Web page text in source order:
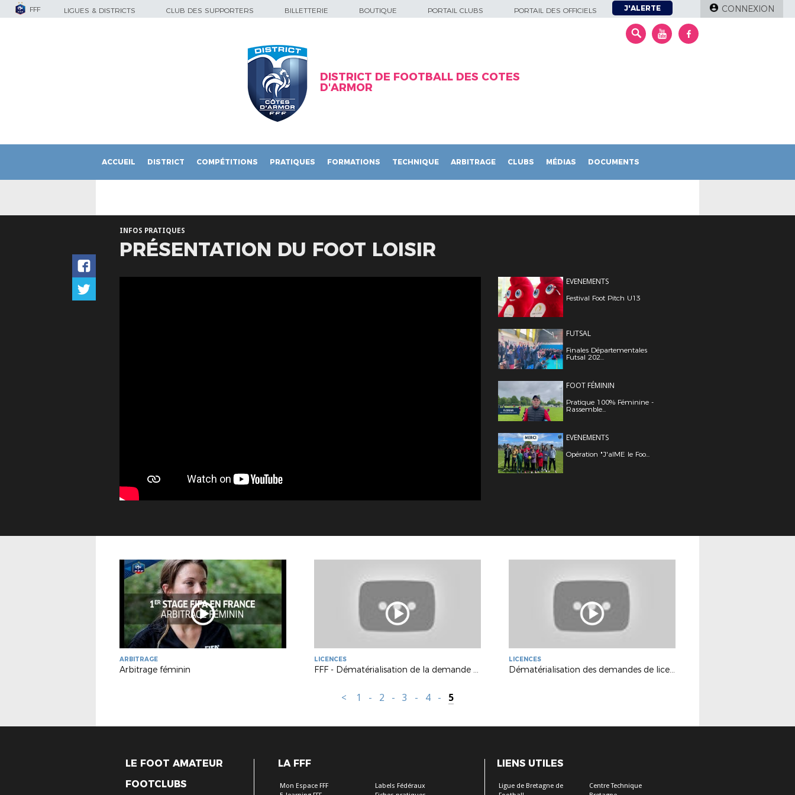
FFF LIGUES & DISTRICTS CLUB DES SUPPORTERS BILLETTERIE BOUTIQUE PORTAIL CLUBS PORTAIL DES OFFICIELS J'ALERTE CONNEXION
DISTRICT DE FOOTBALL DES COTES
D'ARMOR
ACCUEIL DISTRICT COMPÉTITIONS PRATIQUES FORMATIONS TECHNIQUE ARBITRAGE CLUBS MÉDIAS DOCUMENTS
INFOS PRATIQUES
PRÉSENTATION DU FOOT LOISIR
EVENEMENTS
Festival Foot Pitch U13
FUTSAL
Finales Départementales
Futsal 202...
FOOT FÉMININ
Pratique 100% Féminine -
Rassemble...
EVENEMENTS
Opération "J'aIME le Foo...
ARBITRAGE
Arbitrage féminin
LICENCES
FFF - Dématérialisation de la demande de licence
LICENCES
Dématérialisation des demandes de licences - Formation Clubs
< 1 - 2 - 3 - 4 - 5
LE FOOT AMATEUR
FOOTCLUBS
LA FFF
Mon Espace FFF
Labels Fédéraux
LIENS UTILES
Ligue de Bretagne de
Centre Technique